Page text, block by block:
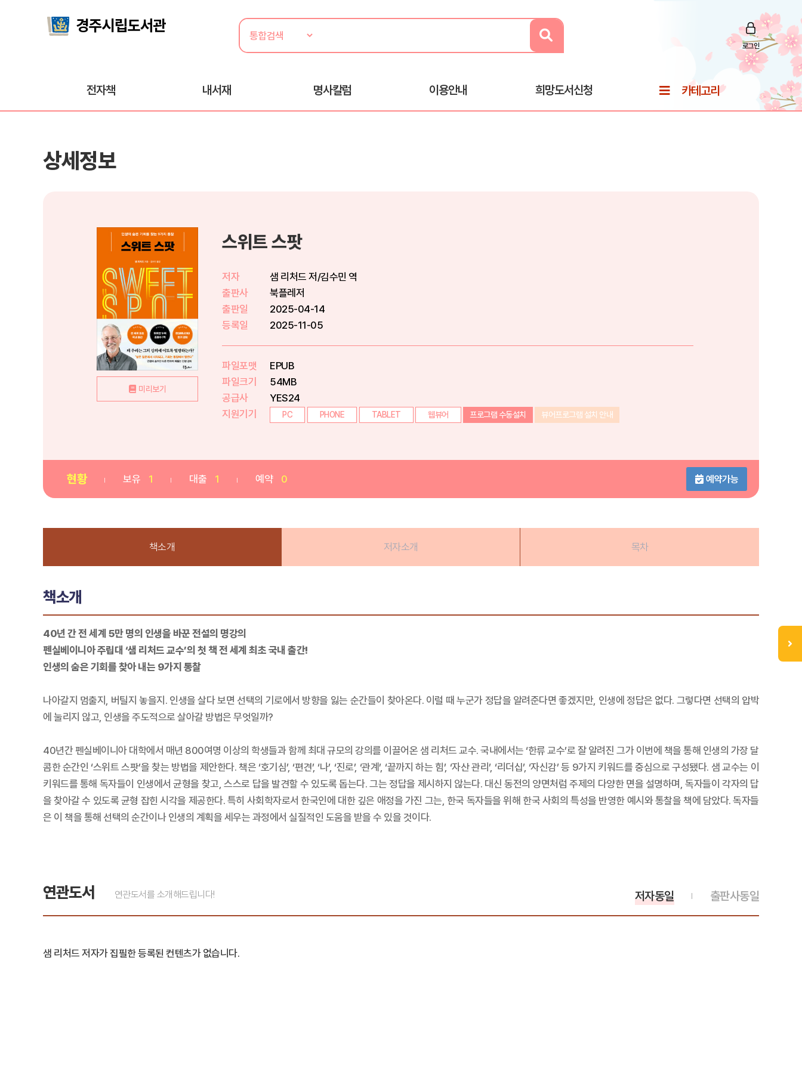
로그인
전자책 내서재 명사칼럼 이용안내 희망도서신청 카테고리
상세정보
미리보기
스위트 스팟
저자
샘 리처드 저/김수민 역
출판사
북플레저
출판일
2025-04-14
등록일
2025-11-05
파일포맷
EPUB
파일크기
54MB
공급사
YES24
지원기기
PC PHONE TABLET 웹뷰어 프로그램 수동설치 뷰어프로그램 설치 안내
현황 보유 1 대출 1 예약 0 예약가능
책소개 저자소개 목차
책소개
40년 간 전 세계 5만 명의 인생을 바꾼 전설의 명강의
펜실베이니아 주립대 ‘샘 리처드 교수’의 첫 책 전 세계 최초 국내 출간!
인생의 숨은 기회를 찾아 내는 9가지 통찰
나아갈지 멈출지, 버틸지 놓을지. 인생을 살다 보면 선택의 기로에서 방향을 잃는 순간들이 찾아온다. 이럴 때 누군가 정답을 알려준다면 좋겠지만, 인생에 정답은 없다. 그렇다면 선택의 압박
에 눌리지 않고, 인생을 주도적으로 살아갈 방법은 무엇일까?
40년간 펜실베이니아 대학에서 매년 800여명 이상의 학생들과 함께 최대 규모의 강의를 이끌어온 샘 리처드 교수. 국내에서는 ‘한류 교수’로 잘 알려진 그가 이번에 책을 통해 인생의 가장 달
콤한 순간인 ‘스위트 스팟’을 찾는 방법을 제안한다. 책은 ‘호기심’, ‘편견’, ‘나’, ‘진로’, ‘관계’, ‘끝까지 하는 힘’, ‘자산 관리’, ‘리더십’, ‘자신감’ 등 9가지 키워드를 중심으로 구성됐다. 샘 교수는 이
키워드를 통해 독자들이 인생에서 균형을 찾고, 스스로 답을 발견할 수 있도록 돕는다. 그는 정답을 제시하지 않는다. 대신 동전의 양면처럼 주제의 다양한 면을 설명하며, 독자들이 각자의 답
을 찾아갈 수 있도록 균형 잡힌 시각을 제공한다. 특히 사회학자로서 한국인에 대한 깊은 애정을 가진 그는, 한국 독자들을 위해 한국 사회의 특성을 반영한 예시와 통찰을 책에 담았다. 독자들
은 이 책을 통해 선택의 순간이나 인생의 계획을 세우는 과정에서 실질적인 도움을 받을 수 있을 것이다.
연관도서 연관도서를 소개해드립니다! 출판사동일
저자동일
샘 리처드 저자가 집필한 등록된 컨텐츠가 없습니다.